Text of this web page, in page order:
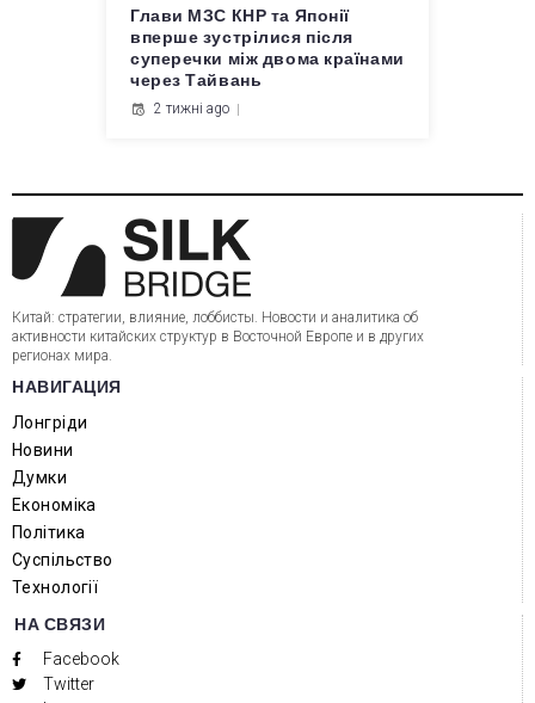
Глави МЗС КНР та Японії
вперше зустрілися після
суперечки між двома країнами
через Тайвань
2 тижні ago
Китай: стратегии, влияние, лоббисты. Новости и аналитика об
активности китайских структур в Восточной Европе и в других
регионах мира.
НАВИГАЦИЯ
Лонгріди
Новини
Думки
Економіка
Політика
Суспільство
Технології
НА СВЯЗИ
Facebook
Twitter